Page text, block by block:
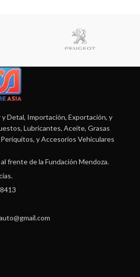
Detal, Importación, Exportación, y
Lubricantes, Aceite, Grasas
y Accesorios Vehiculares
frente de la Fundación Mendoza.